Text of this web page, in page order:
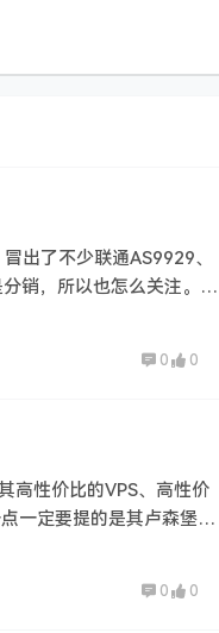
出了不少联通AS9929、
销，所以也怎么关注。最
0 0
高性价比的VPS、高性价
一定要提的是其卢森堡机
0 0